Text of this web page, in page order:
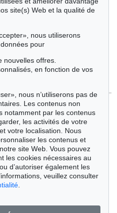
angs, Herbert
(4)
Zimmer, HP (d.i. Hans Peter) (1)
site(s) Web et la qualité de
nous utiliserons
pour
nouvelles offres.
en fonction de vos
nous n’utiliserons pas de
Les contenus non
notamment par les contenus
les activités de votre
votre localisation. Nous
les contenus et
site Web. Vous pouvez
les cookies nécessaires au
d’autoriser également les
veuillez consulter